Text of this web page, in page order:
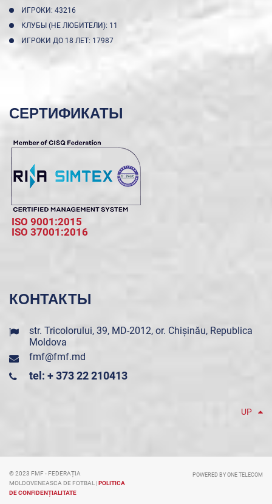
ИГРОКИ: 43216
КЛУБЫ (НЕ ЛЮБИТЕЛИ): 11
ИГРОКИ ДО 18 ЛЕТ: 17987
СЕРТИФИКАТЫ
ISO 9001:2015
ISO 37001:2016
КОНТАКТЫ
str. Tricolorului, 39, MD-2012, or. Chișinău, Republica
Moldova
fmf@fmf.md
tel: + 373 22 210413
UP
© 2023 FMF - FEDERAȚIA
MOLDOVENEASCA DE FOTBAL |POLITICA
DE CONFIDENȚIALITATE
POWERED BY ONE TELECOM